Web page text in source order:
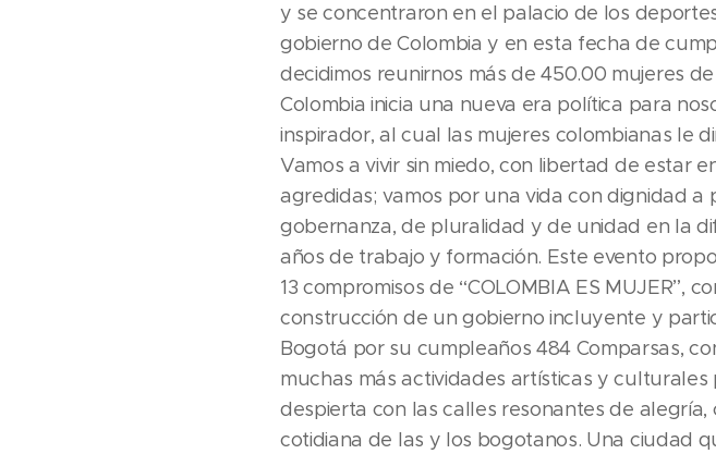
y se concentraron en el palacio de los
gobierno de Colombia y en esta fecha de
decidimos reunirnos más de 450.00 mujeres
Colombia inicia una nueva era política para
inspirador, al cual las mujeres colombianas le
Vamos a vivir sin miedo, con libertad de estar
agredidas; vamos por una vida con dignidad
gobernanza, de pluralidad y de unidad en la
años de trabajo y formación. Este evento
13 compromisos de “COLOMBIA ES
construcción de un gobierno incluyente y
Bogotá por su cumpleaños 484 Comparsas,
muchas más actividades artísticas y
despierta con las calles resonantes de
cotidiana de las y los bogotanos. Una ciudad